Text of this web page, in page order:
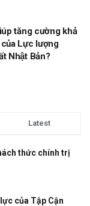
tăng cường khả
Lực lượng
Nhật Bản?
Latest
thức chính trị
của Tập Cận